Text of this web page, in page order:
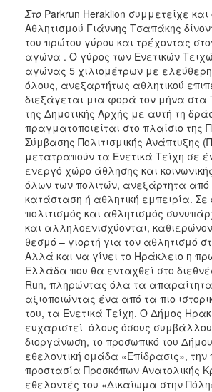
Στο Parkrun Heraklion συμμετείχε
Αθλητισμού Γιάννης Τσαπάκης
του πρώτου γύρου και τρέχοντας
αγώνα . Ο γύρος των Ενετικών
αγώνας 5 χιλιομέτρων με
όλους, ανεξαρτήτως αθλητικού
διεξάγεται μια φορά τον μήνα στα
της Δημοτικής Αρχής με αυτή τη
πραγματοποιείται στο πλαίσιο της
Σύμβασης Πολιτισμικής Ανάπτυξης
μετατραπούν τα Ενετικά Τείχη σε
ενεργό χώρο άθλησης και
όλων των πολιτών, ανεξάρτητα από
κατάσταση ή αθλητική εμπειρία.
πολιτισμός και αθλητισμός
και αλληλοενισχύονται,
θεσμό – γιορτή για τον αθλητισμό
Αλλά και να γίνει το Ηράκλειο η
Ελλάδα που θα ενταχθεί στο
Run, πληρώντας όλα τα απαραίτητα
αξιοποιώντας ένα από τα πιο
του, τα Ενετικά Τείχη. Ο Δήμος
ευχαριστεί όλους όσους
διοργάνωση, το προσωπικό του
εθελοντική ομάδα «Επίδρασις», την
προστασία Προσκόπων Ανατολικής
εθελοντές του «Δικαίωμα στην